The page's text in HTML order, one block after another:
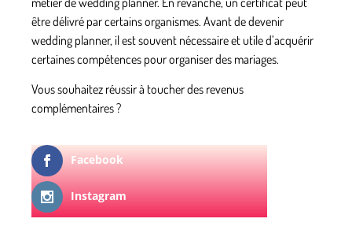
être délivré par certains organismes. Avant de devenir
wedding planner, il est souvent nécessaire et utile d’acquérir
certaines compétences pour organiser des mariages.
Vous souhaitez réussir à toucher des revenus
complémentaires ?
Facebook
Instagram